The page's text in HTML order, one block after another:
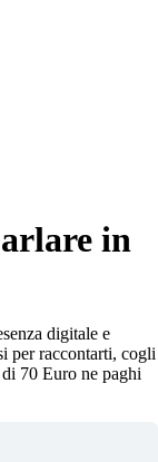
in
digitale e
per raccontarti, cogli
70 Euro ne paghi